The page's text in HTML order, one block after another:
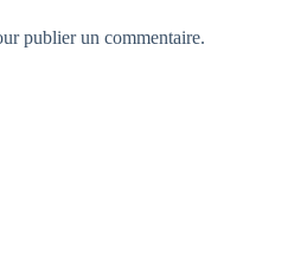
publier un commentaire.